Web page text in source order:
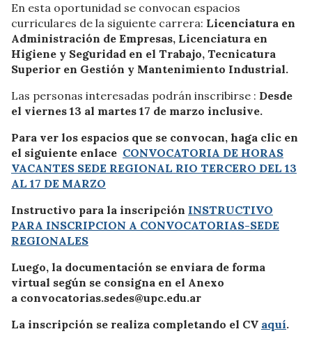
En esta oportunidad se convocan espacios
curriculares de la siguiente carrera: Licenciatura en
Administración de Empresas, Licenciatura en
Higiene y Seguridad en el Trabajo, Tecnicatura
Superior en Gestión y Mantenimiento Industrial.
Las personas interesadas podrán inscribirse : Desde
el viernes 13 al martes 17 de marzo inclusive.
Para ver los espacios que se convocan, haga clic en
el siguiente enlace CONVOCATORIA DE HORAS
VACANTES SEDE REGIONAL RIO TERCERO DEL 13
AL 17 DE MARZO
Instructivo para la inscripción INSTRUCTIVO
PARA INSCRIPCION A CONVOCATORIAS-SEDE
REGIONALES
Luego, la documentación se enviara de forma
virtual según se consigna en el Anexo
a convocatorias.sedes@upc.edu.ar
La inscripción se realiza completando el CV aquí.